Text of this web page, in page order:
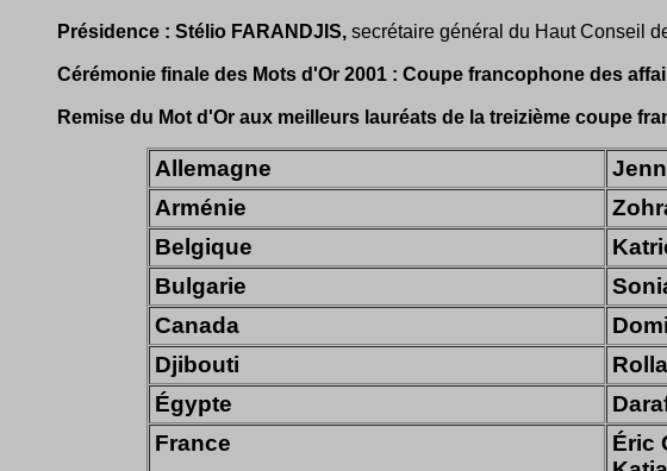
Présidence : Stélio FARANDJIS, secrétaire général du Haut Conseil
Cérémonie finale des Mots d'Or 2001 : Coupe francophone des
Remise du Mot d'Or aux meilleurs lauréats de la treizième coupe
Allemagne
Arménie
Belgique
Bulgarie
Canada
Djibouti
Égypte
France
Éric